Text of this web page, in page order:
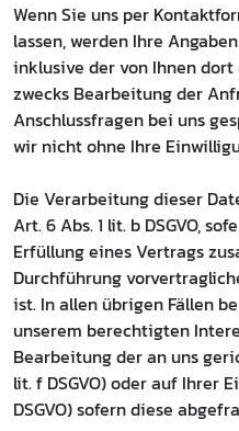
Wenn Sie uns per
lassen, werden Ihre
inklusive der von Ihnen
zwecks Bearbeitung der
Anschlussfragen bei uns
wir nicht ohne Ihre
Die Verarbeitung dieser
Art. 6 Abs. 1 lit. b DSGVO,
Erfüllung eines Vertrags
Durchführung
ist. In allen übrigen Fällen
unserem berechtigten
Bearbeitung der an uns
lit. f DSGVO) oder auf Ihrer
DSGVO) sofern diese